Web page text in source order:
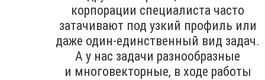
корпорации специалиста часто
затачивают под узкий профиль или
даже один-единственный вид задач.
А у нас задачи разнообразные
и многовекторные, в ходе работы